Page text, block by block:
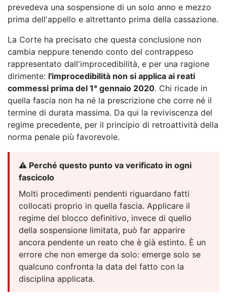
prevedeva una sospensione di un solo anno e mezzo
prima dell'appello e altrettanto prima della cassazione.
La Corte ha precisato che questa conclusione non
cambia neppure tenendo conto del contrappeso
rappresentato dall'improcedibilità, e per una ragione
dirimente: l'improcedibilità non si applica ai reati
commessi prima del 1° gennaio 2020. Chi ricade in
quella fascia non ha né la prescrizione che corre né il
termine di durata massima. Da qui la reviviscenza del
regime precedente, per il principio di retroattività della
norma penale più favorevole.
⚠️ Perché questo punto va verificato in ogni
fascicolo
Molti procedimenti pendenti riguardano fatti
collocati proprio in quella fascia. Applicare il
regime del blocco definitivo, invece di quello
della sospensione limitata, può far apparire
ancora pendente un reato che è già estinto. È un
errore che non emerge da solo: emerge solo se
qualcuno confronta la data del fatto con la
disciplina applicata.